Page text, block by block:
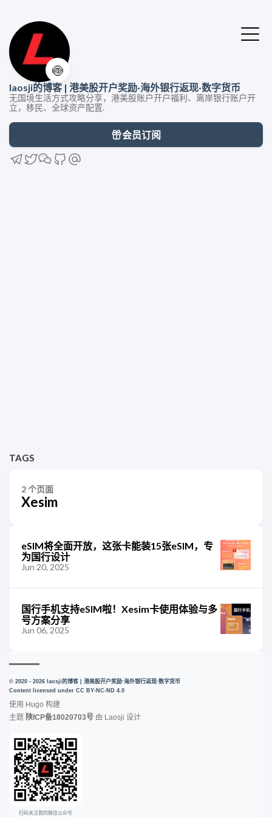
🍥
laosji的博客 | 港美股开户奖励·海外银行返现·数字货币
无国境生活方式攻略分享，港美股账户开户福利、离岸银行账户开
立，移民、全球资产配置.
会员订阅
TAGS
2 个页面
Xesim
eSIM将全面开放，这张卡能装15张eSIM，专
为国行设计
Jun 20, 2025
国行手机支持eSIM啦！Xesim卡使用体验与多
号方案分享
Jun 06, 2025
© 2020 - 2026 laosji的博客 | 港美股开户奖励·海外银行返现·数字货币
Content licensed under CC BY-NC-ND 4.0
使用 Hugo 构建
主题 陕ICP备18020703号 由 Laosji 设计
扫码关注我的微信公众号